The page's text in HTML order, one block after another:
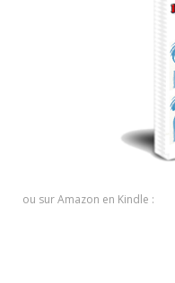
ou sur Amazon en Kindle :